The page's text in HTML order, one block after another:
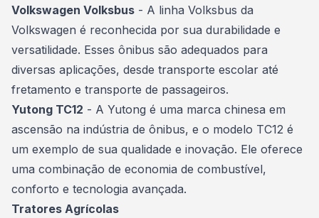
Volkswagen Volksbus - A linha Volksbus da
Volkswagen é reconhecida por sua durabilidade e
versatilidade. Esses ônibus são adequados para
diversas aplicações, desde transporte escolar até
fretamento e transporte de passageiros.
Yutong TC12 - A Yutong é uma marca chinesa em
ascensão na indústria de ônibus, e o modelo TC12 é
um exemplo de sua qualidade e inovação. Ele oferece
uma combinação de economia de combustível,
conforto e tecnologia avançada.
Tratores Agrícolas